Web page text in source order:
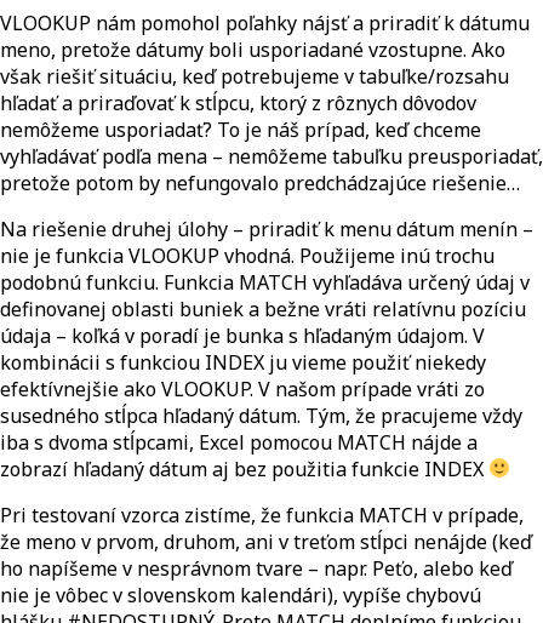
VLOOKUP nám pomohol poľahky nájsť a priradiť k dátumu
meno, pretože dátumy boli usporiadané vzostupne. Ako
však riešiť situáciu, keď potrebujeme v tabuľke/rozsahu
hľadať a priraďovať k stĺpcu, ktorý z rôznych dôvodov
nemôžeme usporiadať? To je náš prípad, keď chceme
vyhľadávať podľa mena – nemôžeme tabuľku preusporiadať,
pretože potom by nefungovalo predchádzajúce riešenie…
Na riešenie druhej úlohy – priradiť k menu dátum menín –
nie je funkcia VLOOKUP vhodná. Použijeme inú trochu
podobnú funkciu. Funkcia MATCH vyhľadáva určený údaj v
definovanej oblasti buniek a bežne vráti relatívnu pozíciu
údaja – koľká v poradí je bunka s hľadaným údajom. V
kombinácii s funkciou INDEX ju vieme použiť niekedy
efektívnejšie ako VLOOKUP. V našom prípade vráti zo
susedného stĺpca hľadaný dátum. Tým, že pracujeme vždy
iba s dvoma stĺpcami, Excel pomocou MATCH nájde a
zobrazí hľadaný dátum aj bez použitia funkcie INDEX
Pri testovaní vzorca zistíme, že funkcia MATCH v prípade,
že meno v prvom, druhom, ani v treťom stĺpci nenájde (keď
ho napíšeme v nesprávnom tvare – napr. Peťo, alebo keď
nie je vôbec v slovenskom kalendári), vypíše chybovú